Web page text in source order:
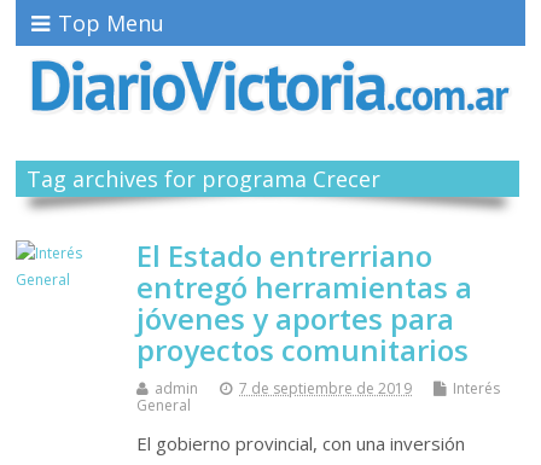
Top Menu
Tag archives for programa Crecer
El Estado entrerriano
entregó herramientas a
jóvenes y aportes para
proyectos comunitarios
admin 7 de septiembre de 2019
Interés
General
El gobierno provincial, con una inversión